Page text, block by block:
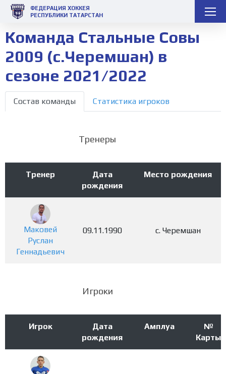
ФЕДЕРАЦИЯ ХОККЕЯ
РЕСПУБЛИКИ ТАТАРСТАН
Команда Стальные Совы
2009 (с.Черемшан) в
сезоне 2021/2022
Состав команды Статистика игроков
Тренеры
Тренер
Дата
рождения
Место рождения
Маковей
Руслан
Геннадьевич
09.11.1990 с. Черемшан
Игроки
Игрок
Дата
рождения
Амплуа
№
Карты